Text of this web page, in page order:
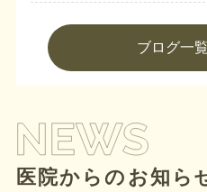
ブログ一
医院からのお知ら